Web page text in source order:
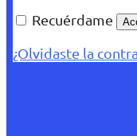
Recuérdame
¿Olvidaste la